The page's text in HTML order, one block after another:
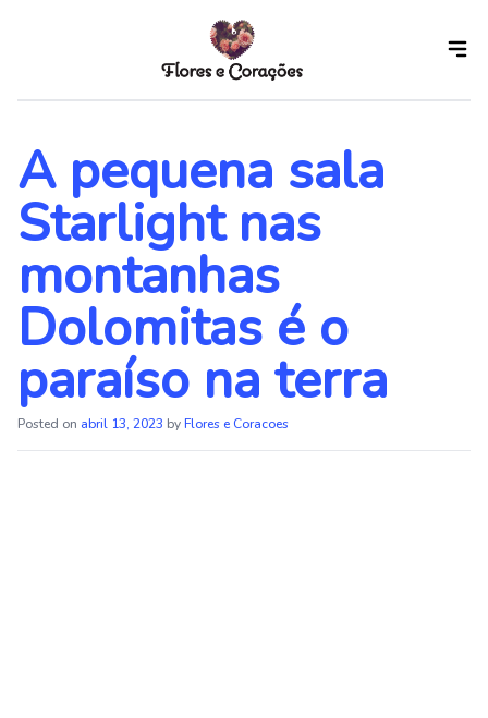
content
A pequena sala
Starlight nas
montanhas
Dolomitas é o
paraíso na terra
Posted on abril 13, 2023 byFlores e Coracoes